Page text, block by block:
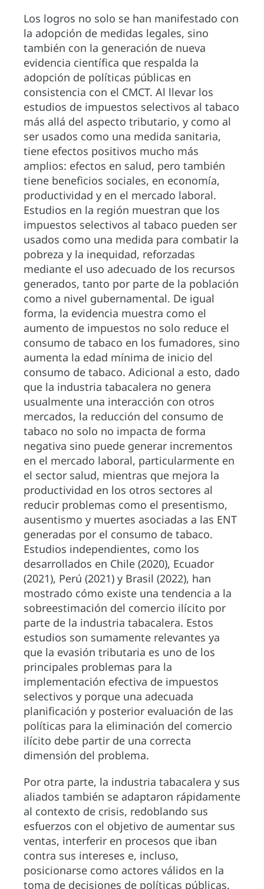
Los logros no solo se han manifestado con
la adopción de medidas legales, sino
también con la generación de nueva
evidencia científica que respalda la
adopción de políticas públicas en
consistencia con el CMCT. Al llevar los
estudios de impuestos selectivos al tabaco
más allá del aspecto tributario, y como al
ser usados como una medida sanitaria,
tiene efectos positivos mucho más
amplios: efectos en salud, pero también
tiene beneficios sociales, en economía,
productividad y en el mercado laboral.
Estudios en la región muestran que los
impuestos selectivos al tabaco pueden ser
usados como una medida para combatir la
pobreza y la inequidad, reforzadas
mediante el uso adecuado de los recursos
generados, tanto por parte de la población
como a nivel gubernamental. De igual
forma, la evidencia muestra como el
aumento de impuestos no solo reduce el
consumo de tabaco en los fumadores, sino
aumenta la edad mínima de inicio del
consumo de tabaco. Adicional a esto, dado
que la industria tabacalera no genera
usualmente una interacción con otros
mercados, la reducción del consumo de
tabaco no solo no impacta de forma
negativa sino puede generar incrementos
en el mercado laboral, particularmente en
el sector salud, mientras que mejora la
productividad en los otros sectores al
reducir problemas como el presentismo,
ausentismo y muertes asociadas a las ENT
generadas por el consumo de tabaco.
Estudios independientes, como los
desarrollados en Chile (2020), Ecuador
(2021), Perú (2021) y Brasil (2022), han
mostrado cómo existe una tendencia a la
sobreestimación del comercio ilícito por
parte de la industria tabacalera. Estos
estudios son sumamente relevantes ya
que la evasión tributaria es uno de los
principales problemas para la
implementación efectiva de impuestos
selectivos y porque una adecuada
planificación y posterior evaluación de las
políticas para la eliminación del comercio
ilícito debe partir de una correcta
dimensión del problema.
Por otra parte, la industria tabacalera y sus
aliados también se adaptaron rápidamente
al contexto de crisis, redoblando sus
esfuerzos con el objetivo de aumentar sus
ventas, interferir en procesos que iban
contra sus intereses e, incluso,
posicionarse como actores válidos en la
toma de decisiones de políticas públicas.